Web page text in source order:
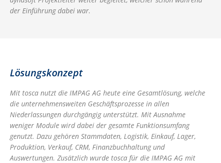
der Einführung dabei war.
Lösungskonzept
Mit tosca nutzt die IMPAG AG heute eine Gesamtlösung, welche
die unternehmensweiten Geschäftsprozesse in allen
Niederlassungen durchgängig unterstützt. Mit Ausnahme
weniger Module wird dabei der gesamte Funktionsumfang
genutzt. Dazu gehören Stammdaten, Logistik, Einkauf, Lager,
Produktion, Verkauf, CRM, Finanzbuchhaltung und
Auswertungen. Zusätzlich wurde tosca für die IMPAG AG mit